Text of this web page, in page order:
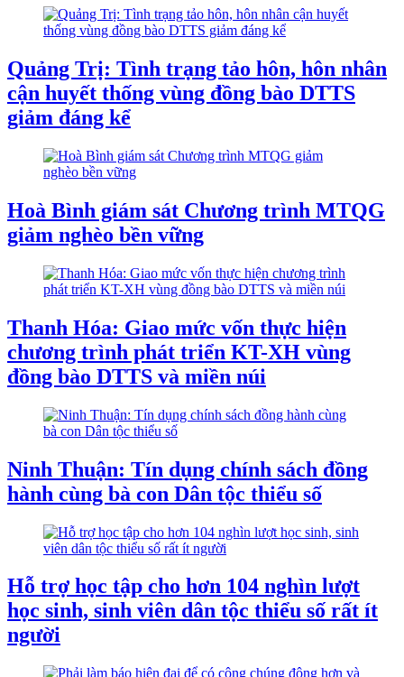
Quảng Trị: Tình trạng tảo hôn, hôn nhân
cận huyết thống vùng đồng bào DTTS
giảm đáng kể
Hoà Bình giám sát Chương trình MTQG
giảm nghèo bền vững
Thanh Hóa: Giao mức vốn thực hiện
chương trình phát triển KT-XH vùng
đồng bào DTTS và miền núi
Ninh Thuận: Tín dụng chính sách đồng
hành cùng bà con Dân tộc thiểu số
Hỗ trợ học tập cho hơn 104 nghìn lượt
học sinh, sinh viên dân tộc thiểu số rất ít
người